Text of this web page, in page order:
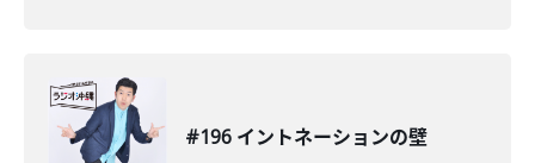
#196 イントネーションの壁